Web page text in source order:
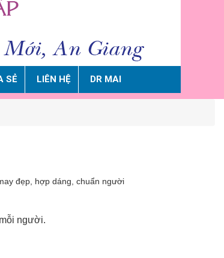
SẺ LIÊN HỆ DR MAI
đẹp, hợp dáng, chuẩn người
người.